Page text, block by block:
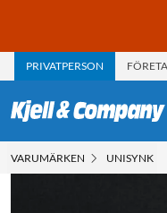
PRIVATPERSON
VARUMÄRKEN UNISYNK